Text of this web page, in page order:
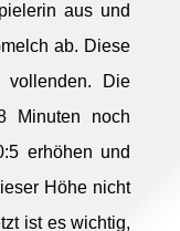
aus und
ab. Diese
Die
Minuten noch
erhöhen und
Höhe nicht
ist es wichtig,